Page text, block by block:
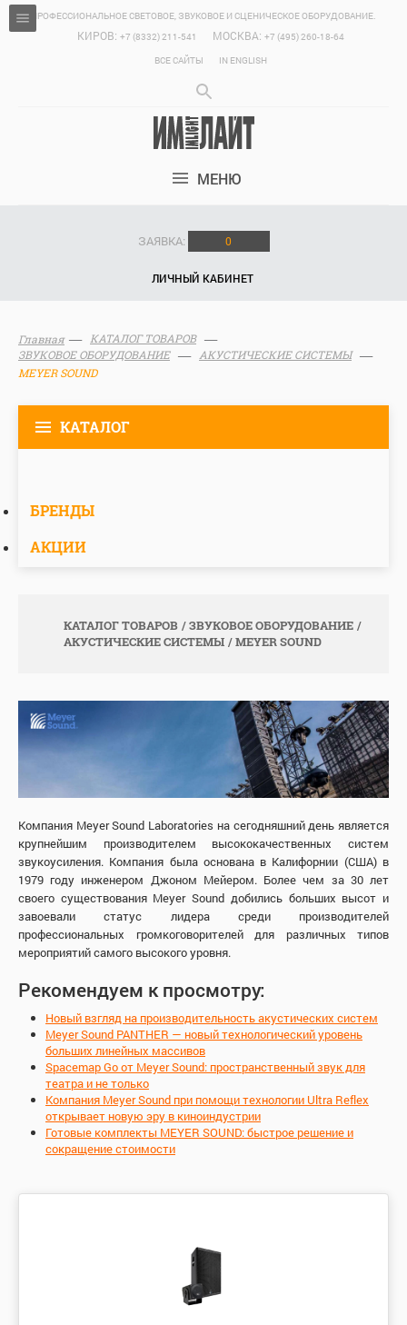
ПРОФЕССИОНАЛЬНОЕ СВЕТОВОЕ, ЗВУКОВОЕ И СЦЕНИЧЕСКОЕ ОБОРУДОВАНИЕ.
КИРОВ: +7 (8332) 211-541 МОСКВА: +7 (495) 260-18-64
ВСЕ САЙТЫ
IN ENGLISH
МЕНЮ
ЗАЯВКА: 0
ЛИЧНЫЙ КАБИНЕТ
Главная
КАТАЛОГ ТОВАРОВ
ЗВУКОВОЕ ОБОРУДОВАНИЕ
АКУСТИЧЕСКИЕ СИСТЕМЫ
MEYER SOUND
КАТАЛОГ
БРЕНДЫ
АКЦИИ
КАТАЛОГ ТОВАРОВ
ЗВУКОВОЕ ОБОРУДОВАНИЕ
АКУСТИЧЕСКИЕ СИСТЕМЫ
MEYER SOUND
Компания Meyer Sound Laboratories на сегодняшний день является
крупнейшим производителем высококачественных систем
звукоусиления. Компания была основана в Калифорнии (США) в
1979 году инженером Джоном Мейером. Более чем за 30 лет
своего существования Meyer Sound добились больших высот и
завоевали статус лидера среди производителей
профессиональных громкоговорителей для различных типов
мероприятий самого высокого уровня.
Рекомендуем к просмотру:
Новый взгляд на производительность акустических систем
Meyer Sound PANTHER — новый технологический уровень
больших линейных массивов
Spacemap Go от Meyer Sound: пространственный звук для
театра и не только
Компания Meyer Sound при помощи технологии Ultra Reflex
открывает новую эру в киноиндустрии
Готовые комплекты MEYER SOUND: быстрое решение и
сокращение стоимости